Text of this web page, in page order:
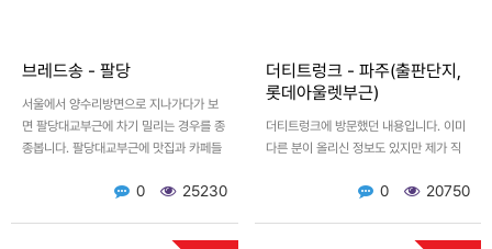
브레드송 - 팔당
서울에서 양수리방면으로 지나가다가 보
면 팔당대교부근에 차기 밀리는 경우를 종
종봅니다. 팔당대교부근에 맛집과 카페들
들의 특징이 강건너 스타필…
0 25230
더티트렁크 - 파주(출판단지,
롯데아울렛부근)
더티트렁크에 방문했던 내용입니다. 이미
다른 분이 올리신 정보도 있지만 제가 직
공간의 카페로는 최대 사이즈가 아닐까 싶
0 20750